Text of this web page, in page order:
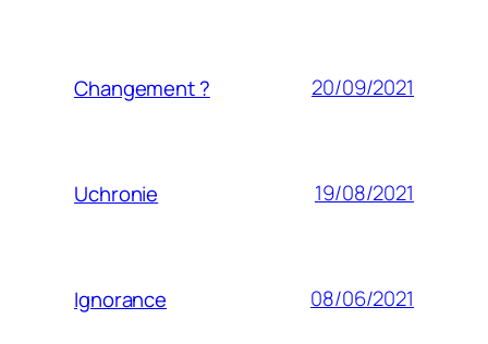
Changement ? 20/09/2021
Uchronie 19/08/2021
Ignorance 08/06/2021